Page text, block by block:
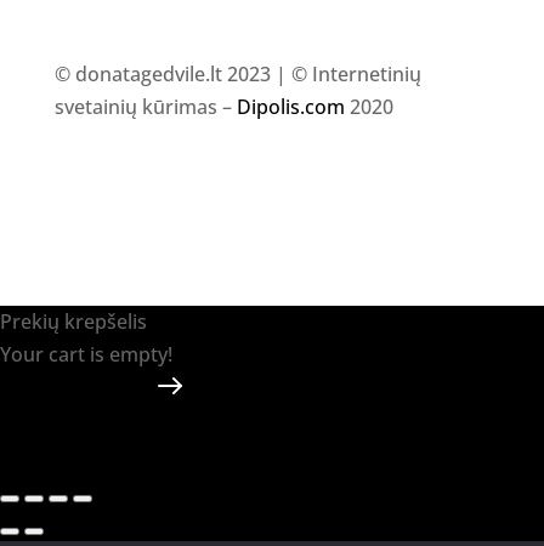
© donatagedvile.lt 2023 | © Internetinių
svetainių kūrimas – Dipolis.com 2020
Prekių krepšelis
Your cart is empty!